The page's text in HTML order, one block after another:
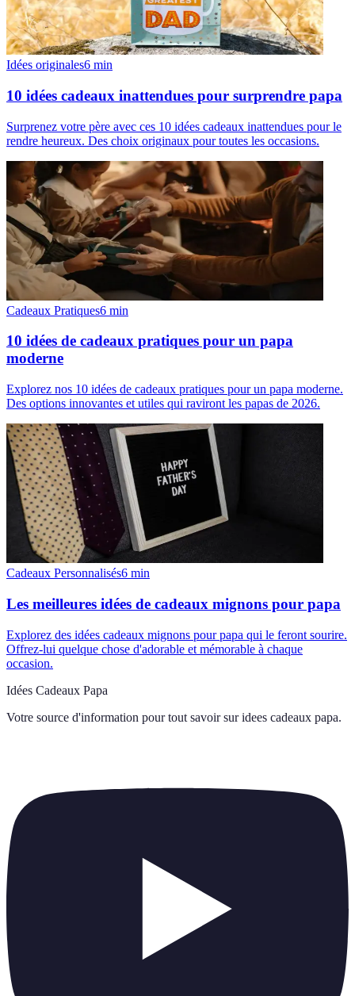
Idées originales6 min
10 idées cadeaux inattendues pour surprendre papa
Surprenez votre père avec ces 10 idées cadeaux inattendues pour le
rendre heureux. Des choix originaux pour toutes les occasions.
Cadeaux Pratiques6 min
10 idées de cadeaux pratiques pour un papa
moderne
Explorez nos 10 idées de cadeaux pratiques pour un papa moderne.
Des options innovantes et utiles qui raviront les papas de 2026.
Cadeaux Personnalisés6 min
Les meilleures idées de cadeaux mignons pour papa
Explorez des idées cadeaux mignons pour papa qui le feront sourire.
Offrez-lui quelque chose d'adorable et mémorable à chaque
occasion.
Idées Cadeaux Papa
Votre source d'information pour tout savoir sur idees cadeaux papa.